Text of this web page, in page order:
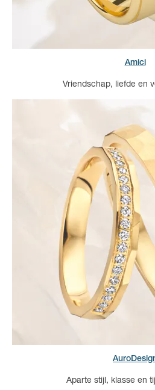
Amici
Vriendschap, liefde en
Aparte stijl, klasse en